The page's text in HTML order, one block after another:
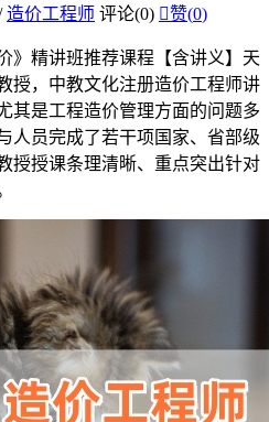
造价工程师 评论(0) 赞(0)
》精讲班推荐课程【含讲义】天
授，中教文化注册造价工程师讲
其是工程造价管理方面的问题多
人员完成了若干项国家、省部级
授授课条理清晰、重点突出针对